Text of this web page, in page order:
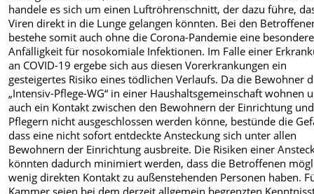
handele es sich um einen Luftröhrenschnitt, der dazu führe,
Viren direkt in die Lunge gelangen könnten. Bei den
bestehe somit auch ohne die Corona-Pandemie eine besondere
Anfälligkeit für nosokomiale Infektionen. Im Falle einer
an COVID-19 ergebe sich aus diesen Vorerkrankungen ein
gesteigertes Risiko eines tödlichen Verlaufs. Da die Bewohner
„Intensiv-Pflege-WG“ in einer Haushaltsgemeinschaft wohnen
auch ein Kontakt zwischen den Bewohnern der Einrichtung
Pflegern nicht ausgeschlossen werden könne, bestünde die
dass eine nicht sofort entdeckte Ansteckung sich unter allen
Bewohnern der Einrichtung ausbreite. Die Risiken einer
könnten dadurch minimiert werden, dass die Betroffenen
wenig direkten Kontakt zu außenstehenden Personen haben.